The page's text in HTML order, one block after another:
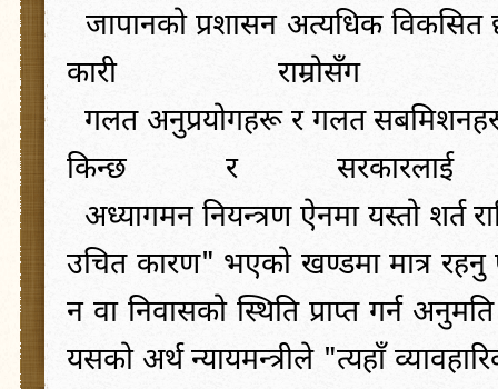
जापानको प्रशासन अत्यधिक विकसित
कारी
राम्रोसँग
गलत अनुप्रयोगहरू र गलत
किन्छ
र
सरकारलाई
अध्यागमन नियन्त्रण ऐनमा यस्तो शर्त
उचित कारण" भएको खण्डमा मात्र रहनु
न वा निवासको स्थिति प्राप्त गर्न अनुमति
यसको अर्थ न्यायमन्त्रीले"त्यहाँ